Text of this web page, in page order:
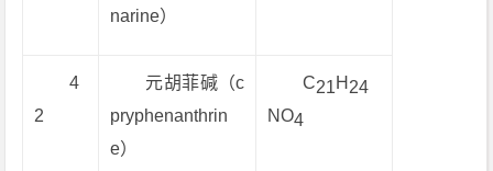
narine）
4
2
元胡菲碱（c
pryphenanthrin
e）
C21H 24
NO4